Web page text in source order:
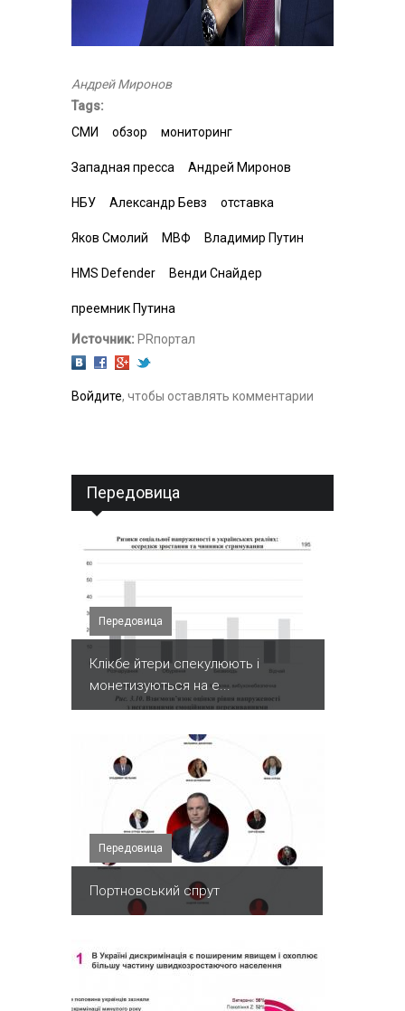
Андрей Миронов
Tags:
СМИ
обзор мониторинг
Западная пресса Андрей Миронов
НБУ Александр Бевз отставка
Яков Смолий МВФ Владимир Путин
HMS Defender Венди Снайдер
преемник Путина
Источник: PRпортал
Войдите, чтобы оставлять комментарии
Передовица
Передовица
Клікбе йтери спекулюють і
монетизуються на е...
Передовица
Портновський спрут